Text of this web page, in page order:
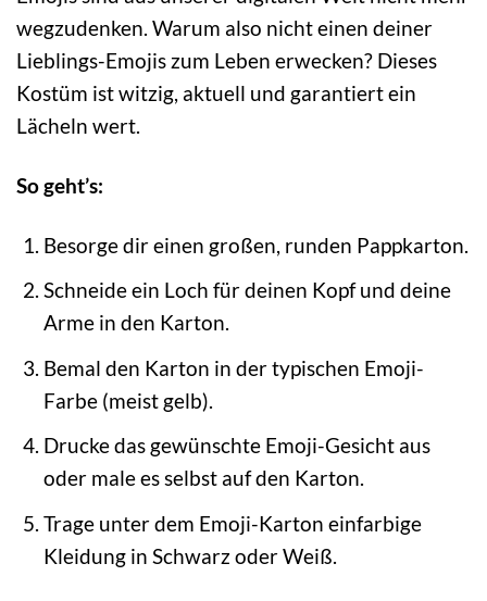
wegzudenken. Warum also nicht einen deiner
Lieblings-Emojis zum Leben erwecken? Dieses
Kostüm ist witzig, aktuell und garantiert ein
Lächeln wert.
So geht’s:
Besorge dir einen großen, runden Pappkarton.
Schneide ein Loch für deinen Kopf und deine
Arme in den Karton.
Bemal den Karton in der typischen Emoji-
Farbe (meist gelb).
Drucke das gewünschte Emoji-Gesicht aus
oder male es selbst auf den Karton.
Trage unter dem Emoji-Karton einfarbige
Kleidung in Schwarz oder Weiß.